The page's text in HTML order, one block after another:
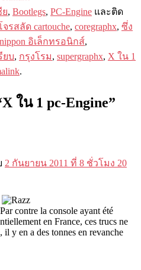
ย, Bootlegs, PC-Engine และติด
จรสลัด cartouche, coregraphx, ซึ่ง
อิเล็กทรอนิกส์,
ยบ, กรุงโรม, supergraphx, X ใน 1
.
X ใน 1 pc-Engine”
2 กันยายน 2011 ที่ 8 ชั่วโมง 20
contre la console ayant été
en France, ces trucs ne
il y en a des tonnes en revanche